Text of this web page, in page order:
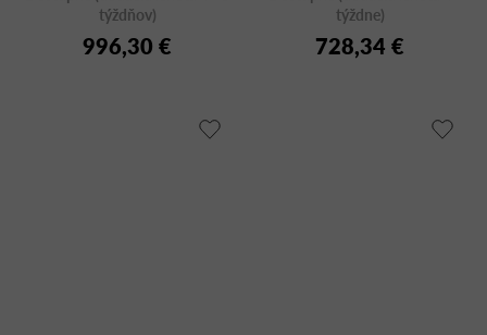
týždňov)
996,30 €
týždne)
728,34 €